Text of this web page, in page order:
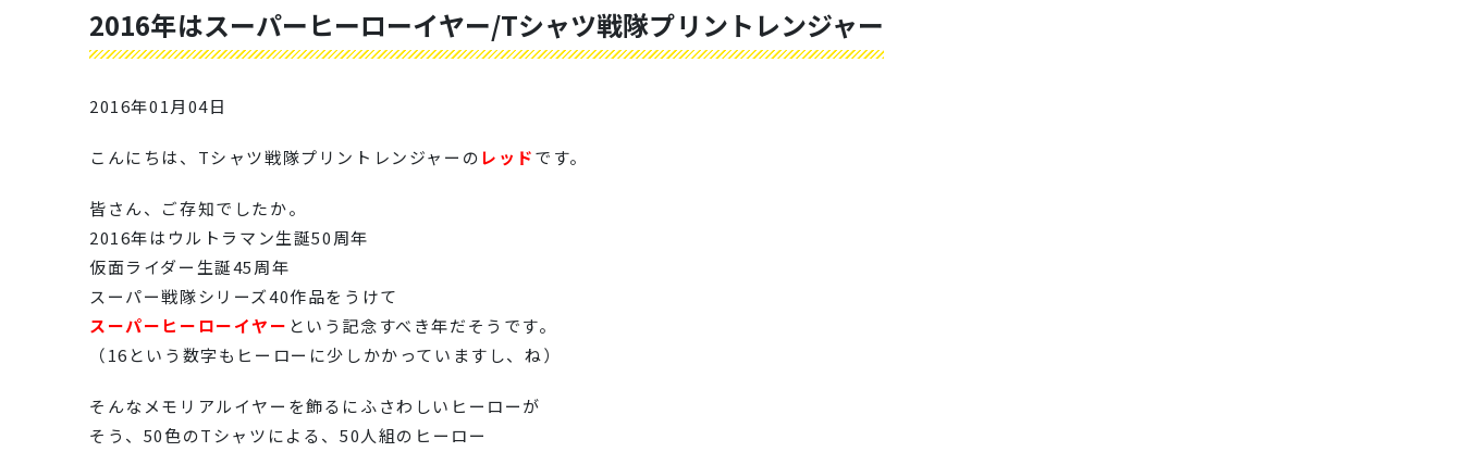
2016年はスーパーヒーローイヤー/Tシャツ戦隊プリントレンジャー
2016年01月04日
こんにちは、Tシャツ戦隊プリントレンジャーの レッドです。
皆さん、ご存知でしたか。
2016年はウルトラマン生誕50周年
仮面ライダー生誕45周年
スーパー戦隊シリーズ40作品をうけて
スーパーヒーローイヤー という記念すべき年だそうです。
（16という数字もヒーローに少しかかっていますし、ね）
そんなメモリアルイヤーを飾るにふさわしいヒーローが
そう、50色のTシャツによる、50人組のヒーロー